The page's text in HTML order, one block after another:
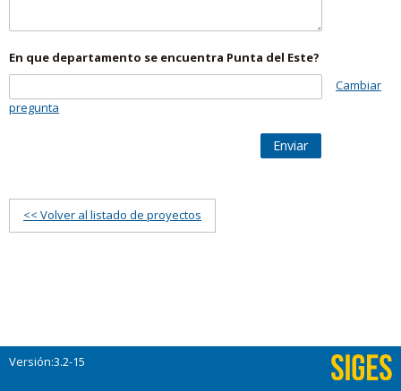
En que departamento se encuentra Punta del Este?
Cambiar
pregunta
Enviar
<< Volver al listado de proyectos
Versión:3.2-15